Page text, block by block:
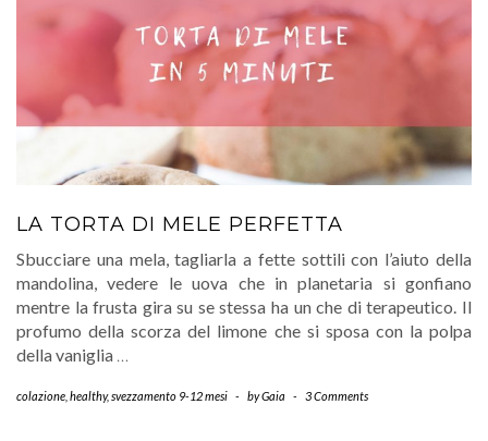
LA TORTA DI MELE PERFETTA
Sbucciare una mela, tagliarla a fette sottili con l’aiuto della
mandolina, vedere le uova che in planetaria si gonfiano
mentre la frusta gira su se stessa ha un che di terapeutico. Il
profumo della scorza del limone che si sposa con la polpa
della vaniglia …
colazione healthy,svezzamento 9-12 mesi - byGaia - 3 Comments